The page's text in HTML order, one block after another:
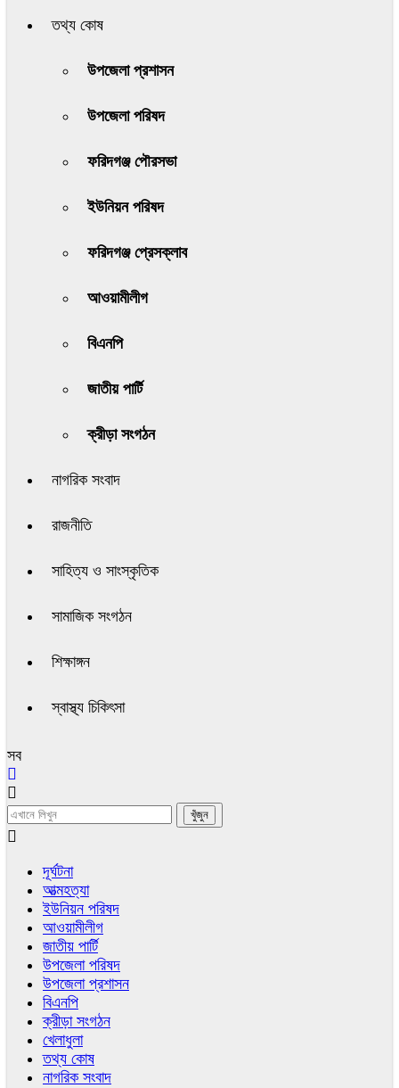
তথ্য কোষ
উপজেলা প্রশাসন
উপজেলা পরিষদ
ফরিদগঞ্জ পৌরসভা
ইউনিয়ন পরিষদ
ফরিদগঞ্জ প্রেসক্লাব
আওয়ামীলীগ
বিএনপি
জাতীয় পার্টি
ক্রীড়া সংগঠন
নাগরিক সংবাদ
রাজনীতি
সাহিত্য ও সাংস্কৃতিক
সামাজিক সংগঠন
শিক্ষাঙ্গন
স্বাস্থ্য চিকিৎসা
সব
দূর্ঘটনা
আত্মহত্যা
ইউনিয়ন পরিষদ
আওয়ামীলীগ
জাতীয় পার্টি
উপজেলা পরিষদ
উপজেলা প্রশাসন
বিএনপি
ক্রীড়া সংগঠন
খেলাধুলা
তথ্য কোষ
নাগরিক সংবাদ